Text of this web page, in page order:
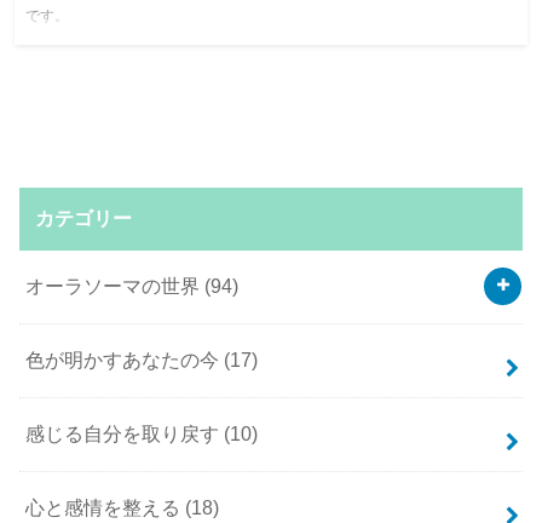
です。
カテゴリー
オーラソーマの世界 (94)
色が明かすあなたの今 (17)
感じる自分を取り戻す (10)
心と感情を整える (18)